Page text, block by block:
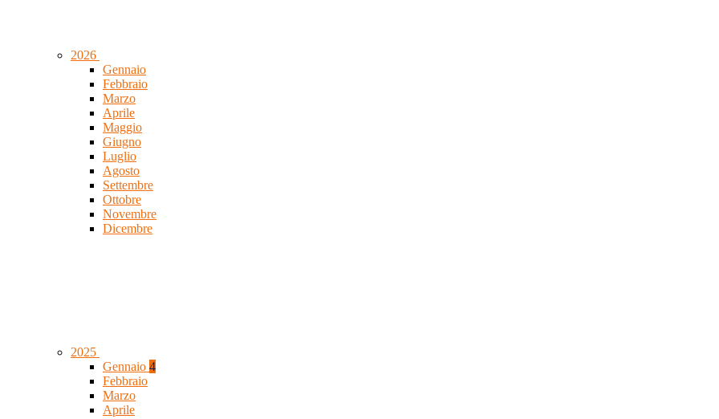
2026
Gennaio
Febbraio
Marzo
Aprile
Maggio
Giugno
Luglio
Agosto
Settembre
Ottobre
Novembre
Dicembre
2025
Gennaio 4
Febbraio
Marzo
Aprile